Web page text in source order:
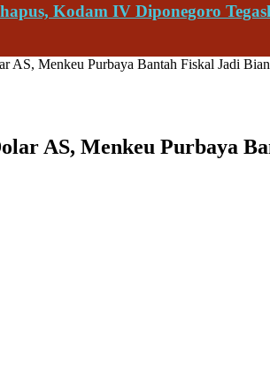
Kodam IV Diponegoro
AS, Menkeu Purbaya Bantah Fiskal Jadi
AS, Menkeu Purbaya